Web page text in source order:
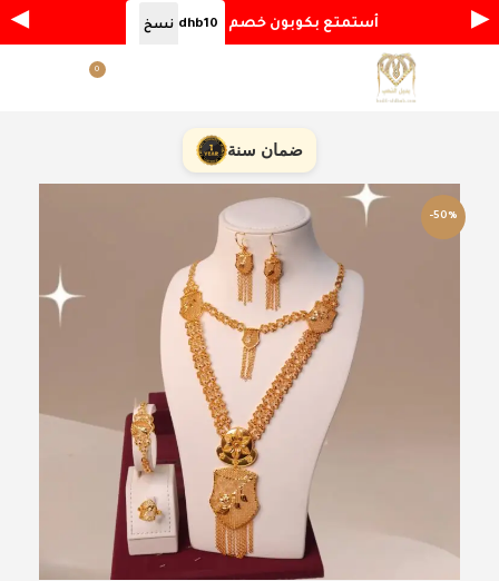
0
ضمان سنة
-50%
◀ أستمتع بكوبون خصم dhb10 نسخ ▶